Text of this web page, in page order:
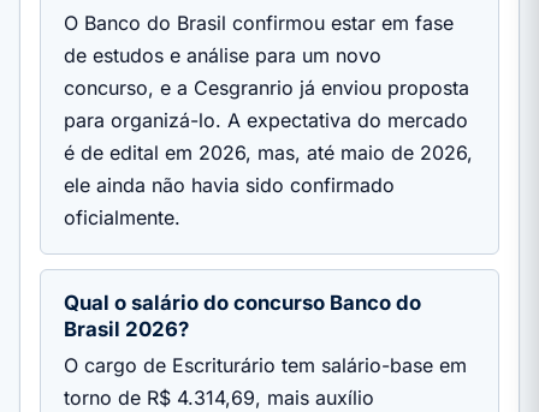
O Banco do Brasil confirmou estar em fase
de estudos e análise para um novo
concurso, e a Cesgranrio já enviou proposta
para organizá-lo. A expectativa do mercado
é de edital em 2026, mas, até maio de 2026,
ele ainda não havia sido confirmado
oficialmente.
Qual o salário do concurso Banco do
Brasil 2026?
O cargo de Escriturário tem salário-base em
torno de R$ 4.314,69, mais auxílio